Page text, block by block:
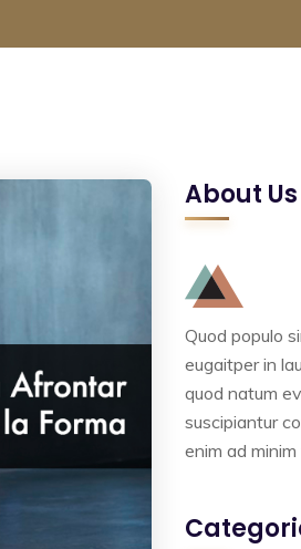
About Us
Quod populo
eugaitper in
quod natum
suscipiantur
enim ad